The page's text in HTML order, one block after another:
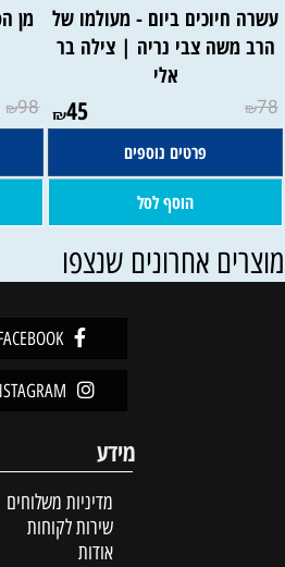
עשרה חיוכים ביום - מעולמו של
הרב משה צבי נריה | צילה בר
אלי
₪78
₪45
פרטים נוספים
הוסף לסל
מן
₪98
אחרונים שנצפו
FACEBOOK
מידע
מדיניות משלוחים
שירות לקוחות
אודות